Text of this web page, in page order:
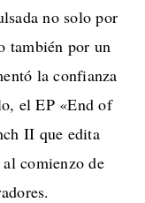
no solo por
también por un
la confianza
el EP «End of
II que edita
comienzo de